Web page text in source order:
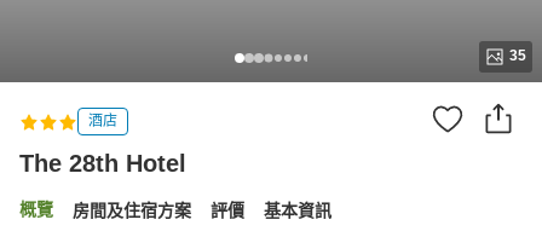
35
酒店
The 28th Hotel
概覽 房間及住宿方案 評價 基本資訊